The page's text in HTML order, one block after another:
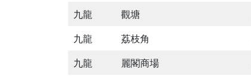
九龍
觀塘
九龍
荔枝角
九龍
麗閣商場